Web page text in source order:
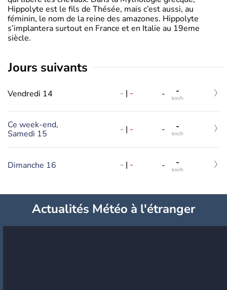
Hippolyte est le fils de Thésée, mais c’est aussi, au
féminin, le nom de la reine des amazones. Hippolyte
s’implantera surtout en France et en Italie au 19eme
siècle.
jours suivants
Vendredi 14 - | - - -
km/h
Ce week-end,
Samedi 15
- | - - -
km/h
Dimanche 16 - | - - -
km/h
Actualités Météo à l'étranger